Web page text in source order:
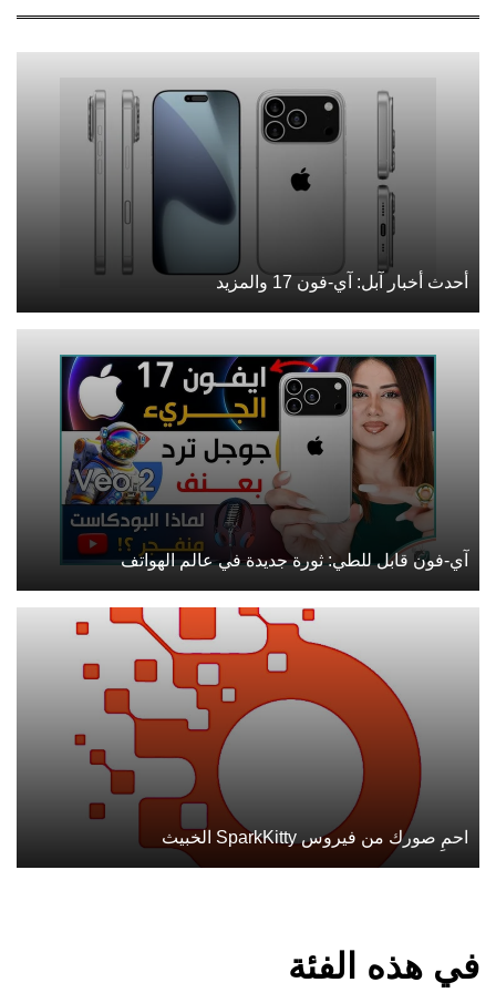
أحدث أخبار آبل: آي-فون 17 والمزيد
آي-فون قابل للطي: ثورة جديدة في عالم الهواتف
احمِ صورك من فيروس SparkKitty الخبيث
في هذه الفئة